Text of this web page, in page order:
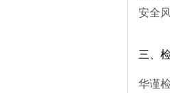
安全
三、
华谨